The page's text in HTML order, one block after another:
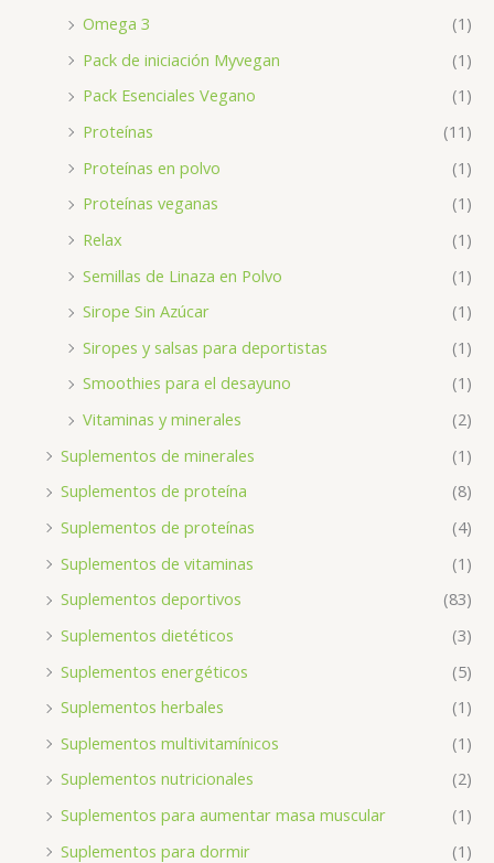
Omega 3
(1)
Pack de iniciación Myvegan
(1)
Pack Esenciales Vegano
(1)
Proteínas
(11)
Proteínas en polvo
(1)
Proteínas veganas
(1)
Relax
(1)
Semillas de Linaza en Polvo
(1)
Sirope Sin Azúcar
(1)
Siropes y salsas para deportistas
(1)
Smoothies para el desayuno
(1)
Vitaminas y minerales
(2)
Suplementos de minerales
(1)
Suplementos de proteína
(8)
Suplementos de proteínas
(4)
Suplementos de vitaminas
(1)
Suplementos deportivos
(83)
Suplementos dietéticos
(3)
Suplementos energéticos
(5)
Suplementos herbales
(1)
Suplementos multivitamínicos
(1)
Suplementos nutricionales
(2)
Suplementos para aumentar masa muscular
(1)
Suplementos para dormir
(1)